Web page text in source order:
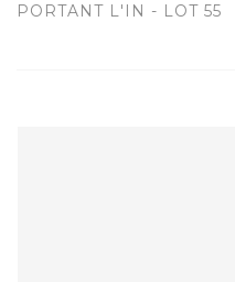
PORTANT L'IN - LOT 55